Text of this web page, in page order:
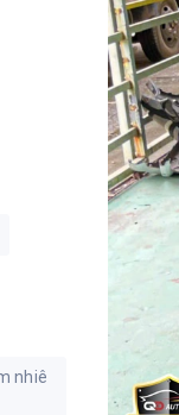
nhiê